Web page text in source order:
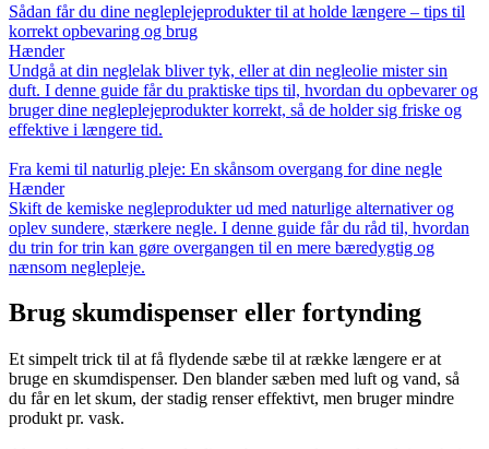
Sådan får du dine negleplejeprodukter til at holde længere – tips til
korrekt opbevaring og brug
Hænder
Undgå at din neglelak bliver tyk, eller at din negleolie mister sin
duft. I denne guide får du praktiske tips til, hvordan du opbevarer og
bruger dine negleplejeprodukter korrekt, så de holder sig friske og
effektive i længere tid.
Fra kemi til naturlig pleje: En skånsom overgang for dine negle
Hænder
Skift de kemiske negleprodukter ud med naturlige alternativer og
oplev sundere, stærkere negle. I denne guide får du råd til, hvordan
du trin for trin kan gøre overgangen til en mere bæredygtig og
nænsom neglepleje.
Brug skumdispenser eller fortynding
Et simpelt trick til at få flydende sæbe til at række længere er at
bruge en skumdispenser. Den blander sæben med luft og vand, så
du får en let skum, der stadig renser effektivt, men bruger mindre
produkt pr. vask.